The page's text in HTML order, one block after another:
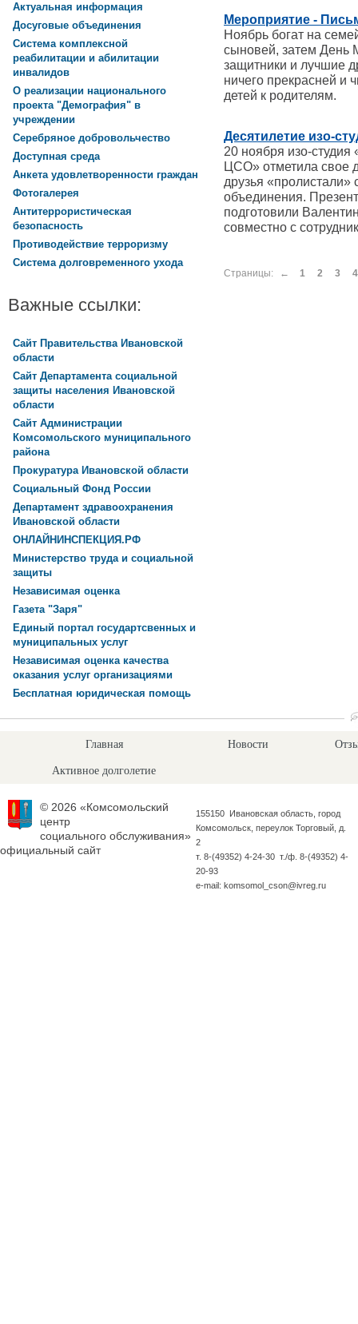
Мероприятие -
Ноябрь богат на
сыновей, затем
защитники и лучшие
ничего прекрасней и
детей к родителям.
Десятилетие изо-
20 ноября изо-
ЦСО» отметила свое
друзья «пролистали»
объединения.
подготовили
совместно с
Страницы: ← 1 2 3 4
Актуальная информация
Досуговые объединения
Система комплексной
реабилитации и абилитации
инвалидов
О реализации национального
проекта "Демография" в
учреждении
Серебряное добровольчество
Доступная среда
Анкета удовлетворенности граждан
Фотогалерея
Антитеррористическая
безопасность
Противодействие терроризму
Система долговременного ухода
Важные ссылки:
Сайт Правительства Ивановской
области
Сайт Департамента социальной
защиты населения Ивановской
области
Сайт Администрации
Комсомольского муниципального
района
Прокуратура Ивановской области
Социальный Фонд России
Департамент здравоохранения
Ивановской области
ОНЛАЙНИНСПЕКЦИЯ.РФ
Министерство труда и социальной
защиты
Независимая оценка
Газета "Заря"
Единый портал государтсвенных и
муниципальных услуг
Независимая оценка качества
оказания услуг организациями
Бесплатная юридическая помощь
Главная Новости
Активное долголетие
© 2026 «Комсомольский
центр
социального обслуживания»
официальный сайт
155150 Ивановская область, город
Комсомольск, переулок Торговый, д.
2
т. 8-(49352) 4-24-30 т./ф. 8-(49352) 4-
20-93
e-mail: komsomol_cson@ivreg.ru